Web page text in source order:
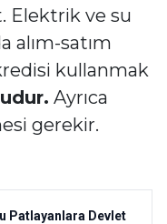
Elektrik ve su
alım-satım
kullanmak
Ayrıca
gerekir.
Patlayanlara Devlet